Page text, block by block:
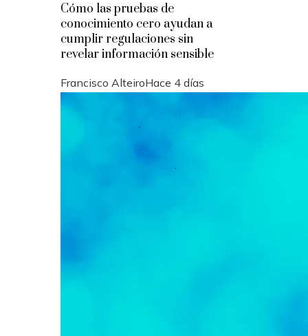
Cómo las pruebas de
conocimiento cero ayudan a
cumplir regulaciones sin
revelar información sensible
Francisco AlteiroHace 4 días